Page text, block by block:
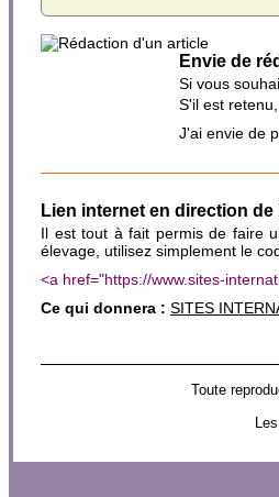
Envie de
Si vous
S'il est
J'ai envie de
Lien internet en direction de
Il est tout à fait permis de faire
élevage, utilisez simplement le
<a href="https://www.sites-
Ce qui donnera : SITES
Toute